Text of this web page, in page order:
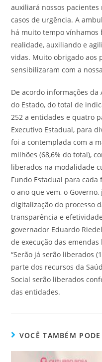
auxiliará nossos
casos de urgência. A
há muito tempo vínhamos
realidade, auxiliando e
vidas. Muito obrigado aos
sensibilizaram com a
De acordo informações da
do Estado, do total de
252 a entidades e quatro
Executivo Estadual, para
foi a contemplada com a
milhões (68,6% do total),
liberados na modalidade
Fundo Estadual para
o ano que vem, o
digitalização do processo
transparência e
governador Eduardo
de execução das
“Serão já serão liberados
parte dos recursos da
Social serão liberados
das entidades.
VOCÊ TAMBÉM PODE